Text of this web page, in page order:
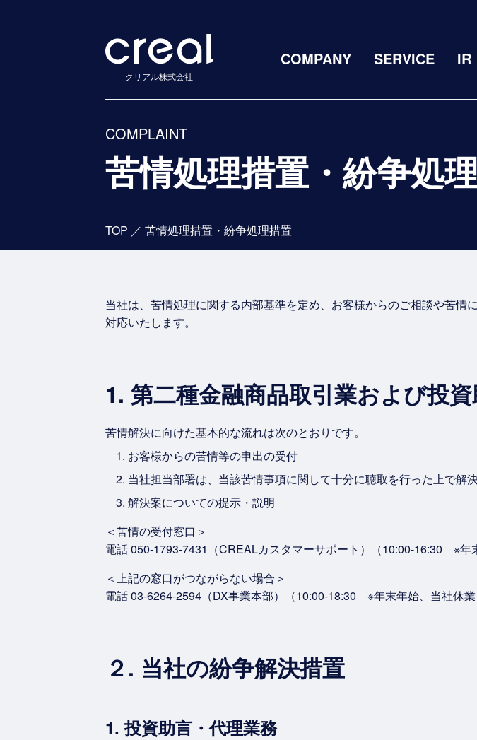
クリアル株式会社
COMPANY SERVICE IR
COMPLAINT
苦情処理措置・紛争処
TOP ／ 苦情処理措置・紛争処理措置
当社は、苦情処理に関する内部基準を定め、お客様からのご相談や苦
対応いたします。
1. 第二種金融商品取引業および投
苦情解決に向けた基本的な流れは次のとおりです。
お客様からの苦情等の申出の受付
当社担当部署は、当該苦情事項に関して十分に聴取を行った上で解
解決案についての提示・説明
＜苦情の受付窓口＞
電話 050-1793-7431（CREALカスタマーサポート）（10:00-16:30 ※年
＜上記の窓口がつながらない場合＞
電話 03-6264-2594（DX事業本部）（10:00-18:30 ※年末年始、当社休業
２. 当社の紛争解決措置
1. 投資助言・代理業務